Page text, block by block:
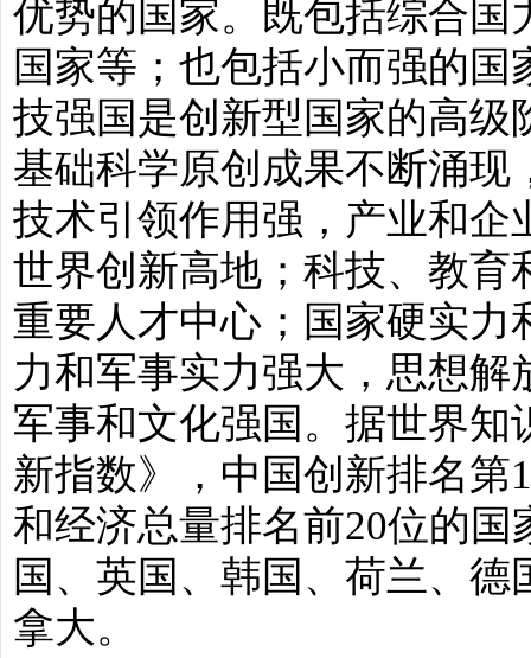
优势的国家。既包括综合国
国家等；也包括小而强的
技强国是创新型国家的高
基础科学原创成果不断涌
技术引领作用强，产业和
世界创新高地；科技、教
重要人才中心；国家硬实
力和军事实力强大，思想
军事和文化强国。据世界知
新指数》，中国创新排名第
和经济总量排名前20位的
国、英国、韩国、荷兰、
拿大。